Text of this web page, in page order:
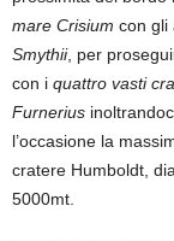
mare Crisium con gli
Smythii, per
con i quattro vasti
Furnerius
l’occasione la
cratere Humboldt,
5000mt.